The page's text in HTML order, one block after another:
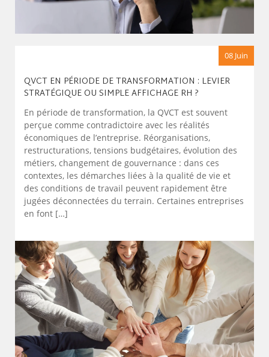
08 Juin
QVCT EN PÉRIODE DE TRANSFORMATION : LEVIER
STRATÉGIQUE OU SIMPLE AFFICHAGE RH ?
En période de transformation, la QVCT est souvent
perçue comme contradictoire avec les réalités
économiques de l’entreprise. Réorganisations,
restructurations, tensions budgétaires, évolution des
métiers, changement de gouvernance : dans ces
contextes, les démarches liées à la qualité de vie et
des conditions de travail peuvent rapidement être
jugées déconnectées du terrain. Certaines entreprises
en font […]